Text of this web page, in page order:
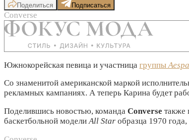
Поделиться Подписаться
Converse
Южнокорейская певица и участница группы Aespa
Cо знаменитой американской маркой
рекламных кампаниях. А теперь Карина будет
Поделившись новостью, команда Converse также
баскетбольной моделиAll Star образца 1970